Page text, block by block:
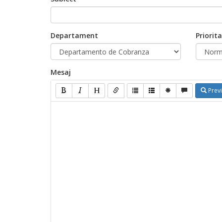
Departament
Mesaj